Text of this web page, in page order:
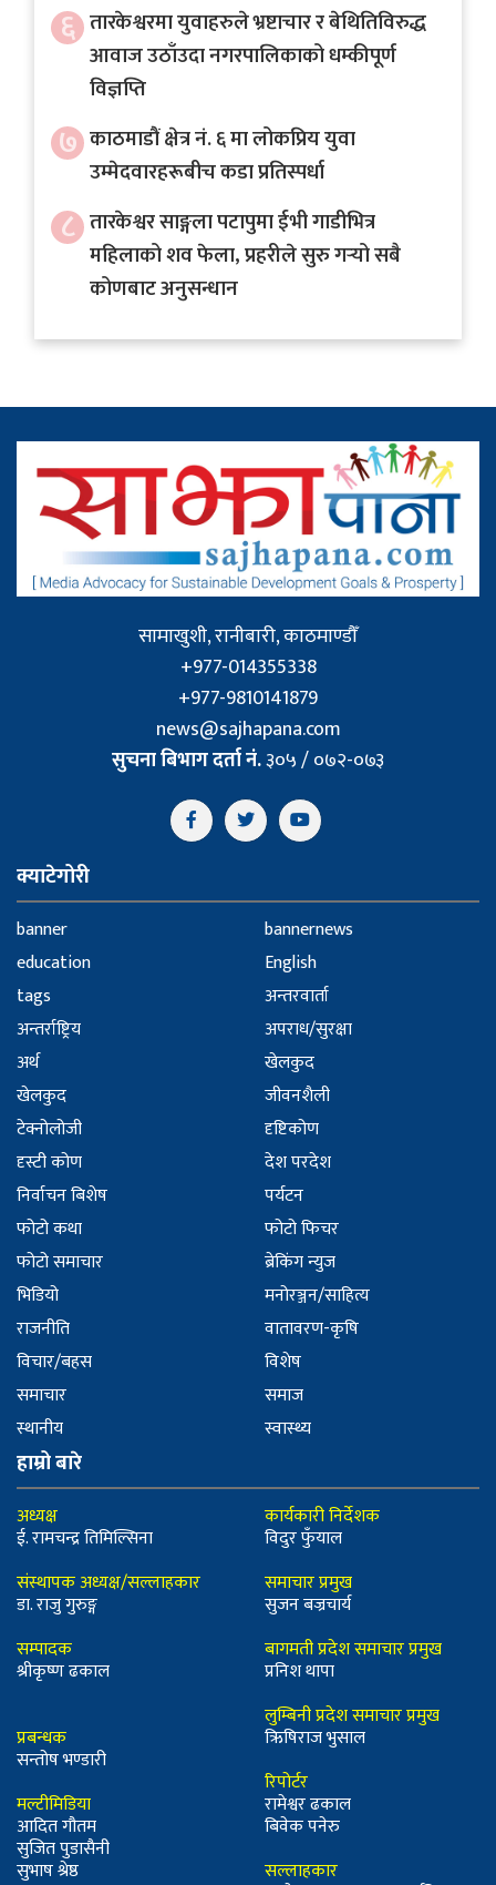
६ तारकेश्वरमा युवाहरुले भ्रष्टाचार र बेथितिविरुद्ध
आवाज उठाँउदा नगरपालिकाको धम्कीपूर्ण
विज्ञप्ति
७ काठमाडौं क्षेत्र नं. ६ मा लोकप्रिय युवा
उम्मेदवारहरूबीच कडा प्रतिस्पर्धा
८ तारकेश्वर साङ्गला पटापुमा ईभी गाडीभित्र
महिलाको शव फेला, प्रहरीले सुरु गर्‍यो सबै
कोणबाट अनुसन्धान
सामाखुशी, रानीबारी, काठमाण्डौँ
+977-014355338
+977-9810141879
news@sajhapana.com
सुचना बिभाग दर्ता नं.३०५ / ०७२-०७३
क्याटेगोरी
banner
bannernews
education
English
tags
अन्तरवार्ता
अन्तर्राष्ट्रिय
अपराध/सुरक्षा
अर्थ
खेलकुद
खेलकुद
जीवनशैली
टेक्नोलोजी
दृष्टिकोण
दृस्टी कोण
देश परदेश
निर्वाचन बिशेष
पर्यटन
फोटो कथा
फोटो फिचर
फोटो समाचार
ब्रेकिंग न्युज
भिडियो
मनोरञ्जन/साहित्य
राजनीति
वातावरण-कृषि
विचार/बहस
विशेष
समाचार
समाज
स्थानीय
स्वास्थ्य
हाम्रो बारे
अध्यक्ष
ई. रामचन्द्र तिमिल्सिना
संस्थापक अध्यक्ष/सल्लाहकार
डा. राजु गुरुङ्ग
सम्पादक
श्रीकृष्ण ढकाल
प्रबन्धक
सन्तोष भण्डारी
मल्टीमिडिया
आदित गौतम
सुजित पुडासैनी
सुभाष श्रेष्ठ
कार्यकारी निर्देशक
विदुर फुँयाल
समाचार प्रमुख
सुजन बज्रचार्य
बागमती प्रदेश समाचार प्रमुख
प्रनिश थापा
लुम्बिनी प्रदेश समाचार प्रमुख
ऋिषिराज भुसाल
रिपोर्टर
रामेश्वर ढकाल
बिवेक पनेरु
सल्लाहकार